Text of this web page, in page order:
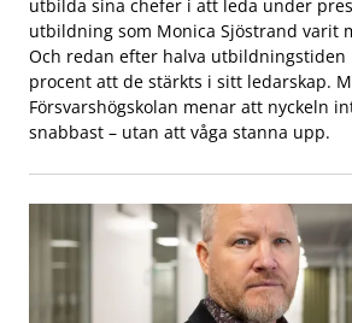
utbilda sina chefer i att leda under
utbildning som Monica Sjöstrand varit
Och redan efter halva utbildningstiden
procent att de stärkts i sitt ledarskap.
Försvarshögskolan menar att nyckeln
snabbast – utan att våga stanna upp.